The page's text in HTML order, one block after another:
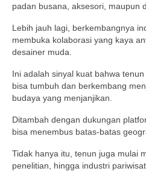
padan busana, aksesori, maupun
Lebih jauh lagi, berkembangnya
membuka kolaborasi yang kaya
desainer muda.
Ini adalah sinyal kuat bahwa
bisa tumbuh dan berkembang
budaya yang menjanjikan.
Ditambah dengan dukungan
bisa menembus batas-batas
Tidak hanya itu, tenun juga mulai
penelitian, hingga industri